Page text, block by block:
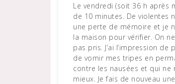
Le vendredi (soit 36 h après
de 10 minutes. De violentes
une perte de mémoire et je
la maison pour vérifier. On
pas pris. J’ai l’impression
de vomir mes tripes en
contre les nausées et qui ne
mieux. Je fais de nouveau